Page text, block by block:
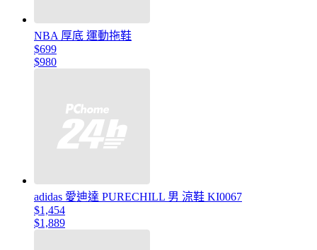
NBA 厚底 運動拖鞋
$699
$980
adidas 愛迪達 PURECHILL 男 涼鞋 KI0067
$1,454
$1,889